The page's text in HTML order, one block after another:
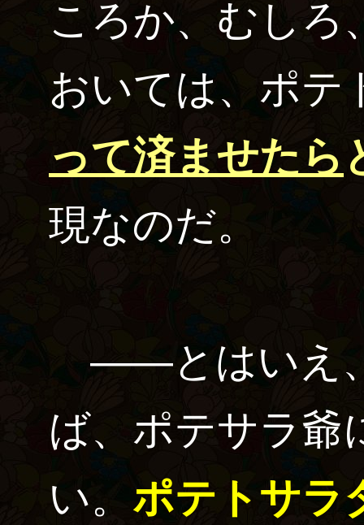
ころか、むしろ
おいては、ポテ
って済ませたら
現なのだ。
――とはいえ
ば、ポテサラ爺
い。 ポテトサラ